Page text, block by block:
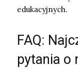
edukacyjnych.
FAQ:
pytania o